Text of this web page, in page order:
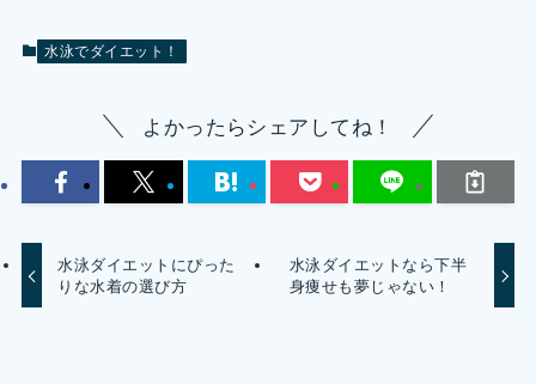
水泳でダイエット！
よかったらシェアしてね！
水泳ダイエットにぴった
りな水着の選び方
水泳ダイエットなら下半
身痩せも夢じゃない！